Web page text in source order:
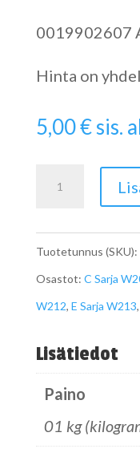
0019902607
Hinta on
5,00€sis.
OM651
OM654
määrä
Tuotetunnus (SKU):
Osastot: C Sarja
W212, E Sarja W213,
Lisätiedot
Paino
01 kg